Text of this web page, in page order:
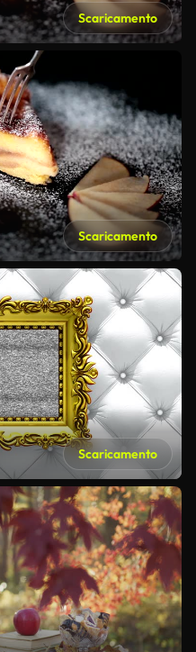
Scaricamento
Scaricamento
Scaricamento